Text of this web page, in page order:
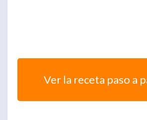
Ver la receta paso a